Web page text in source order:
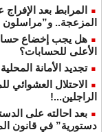
المرابط بعد
المزعجة.. و”مراسلون
هل يجب إخضاع حساب
الأعلى للحسابات؟
تجديد الأمانة
الاحتلال العشوائي
الراجلين...!
دستورية” في قانون